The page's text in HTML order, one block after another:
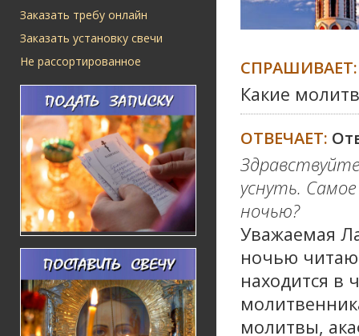
Заказать требу онлайн
Заказать установку свечи
Не рассортированное
СПРАШИВАЕТ:
Какие
ОТВЕЧАЕТ:
уснуть.
ночью?
Уважаемая
ночью
находится в
молитвы,